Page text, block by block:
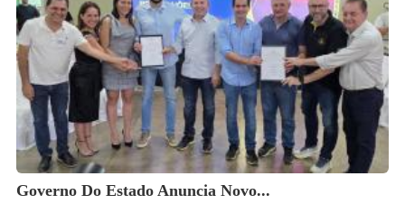
Governo Do Estado Anuncia Novo...